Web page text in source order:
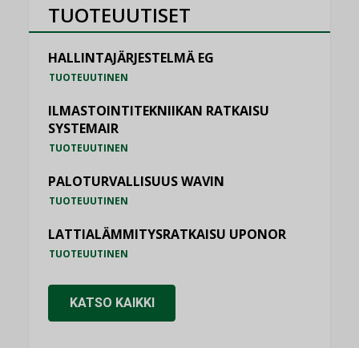
TUOTEUUTISET
HALLINTAJÄRJESTELMÄ EG
TUOTEUUTINEN
ILMASTOINTITEKNIIKAN RATKAISU
SYSTEMAIR
TUOTEUUTINEN
PALOTURVALLISUUS WAVIN
TUOTEUUTINEN
LATTIALÄMMITYSRATKAISU UPONOR
TUOTEUUTINEN
KATSO KAIKKI